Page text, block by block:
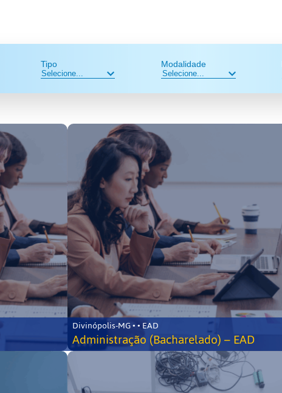
Tipo Modalidade
Divinópolis-MG • • EAD
Administração (Bacharelado) – EAD